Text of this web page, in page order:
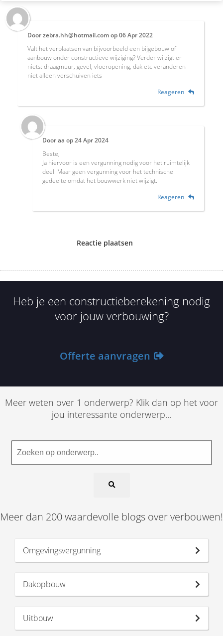
Doorzebra.hh@hotmail.comop06 Apr 2022
Valt het verplaatsen van bijvoorbeeld een bijgebouw of
aanbouw onder constructieve wijziging? Verder wijzigt er
niets: draagmuur, gevel, vloeropening, dak etc veranderen
niet alleen verschuiven iets
Reageren
Dooraa op24 Apr 2024
Beste,
Ja hiervoor is een vergunning nodig voor het ruimtelijk
deel. Maar geen vergunning voor het technische
gedeelte omdat het bouwwerk niet wijzigt.
Reageren
Reactie plaatsen
Heb je een constructieberekening nodig
voor jouw verbouwing?
Offerte aanvragen
Meer weten over 1 onderwerp? Klik dan op het voor
jou interessante onderwerp...
Meer dan 200 waardevolle blogs over verbouwen!
Omgevingsvergunning
Dakopbouw
Uitbouw